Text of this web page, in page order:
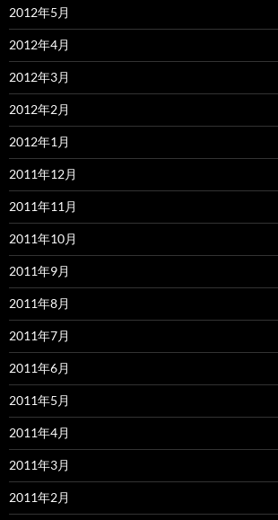
2012年5月
2012年4月
2012年3月
2012年2月
2012年1月
2011年12月
2011年11月
2011年10月
2011年9月
2011年8月
2011年7月
2011年6月
2011年5月
2011年4月
2011年3月
2011年2月